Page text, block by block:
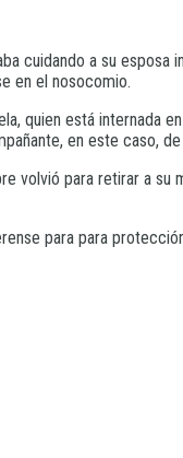
cuidando a su
en el nosocomio.
quien está internada
en este caso,
para retirar a
para para